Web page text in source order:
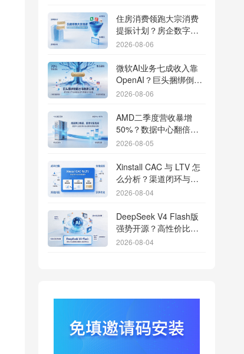
住房消费领跑大宗消费
提振计划？房企数字化
转型加速线下场景智能
2026-08-06
微软AI业务七成收入靠
OpenAI？巨头捆绑倒逼
出海App独立追踪全渠道
2026-08-06
AMD二季度营收暴增
50%？数据中心翻倍增
长驱动跨端分发新底座
2026-08-05
Xinstall CAC 与 LTV 怎
么分析？渠道闭环与投
放回报解析
2026-08-04
DeepSeek V4 Flash版
强势开源？高性价比基
座模型重塑长尾应用全
2026-08-04
行云科技算力订单超154
亿？底座产能扩张激活
AI应用多终端流转新周
2026-08-04